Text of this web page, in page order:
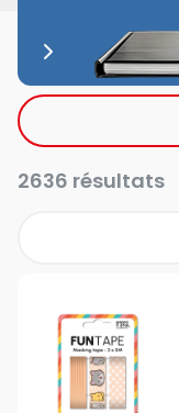
2636 résultats